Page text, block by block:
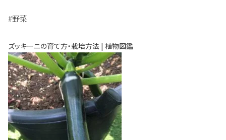
#野菜
ズッキーニの育て方・栽培方法 | 植物図鑑